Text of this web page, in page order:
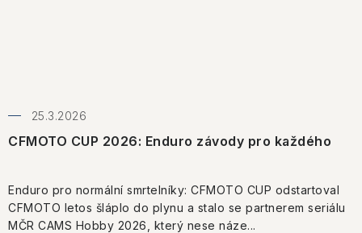
CFMOTO CUP 2026: Enduro závody pro každého
25.3.2026
Enduro pro normální smrtelníky: CFMOTO CUP odstartoval
CFMOTO letos šláplo do plynu a stalo se partnerem seriálu
MČR CAMS Hobby 2026, který nese náze...